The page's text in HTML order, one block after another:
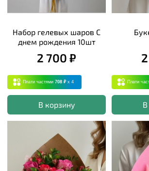
Набор гелевых шаров С
днем рождения 10шт
2 700 ₽
Плати частями 708 ₽ x 4
В корзину
Плати
В